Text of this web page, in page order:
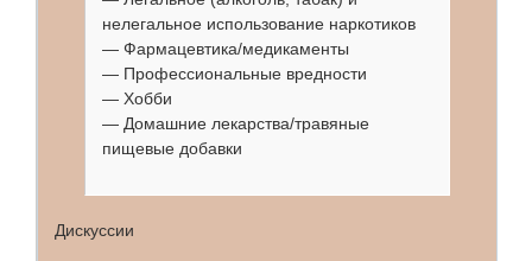
нелегальное использование наркотиков
— Фармацевтика/медикаменты
— Профессиональные вредности
— Хобби
— Домашние лекарства/травяные
пищевые добавки
Дискуссии